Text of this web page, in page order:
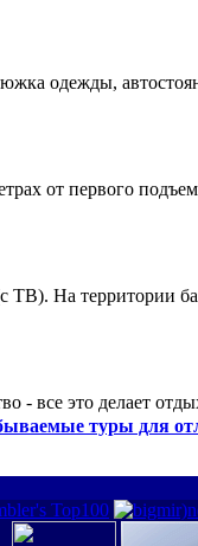
одежды,
от первого
ТВ). На территории
- все это делает
туры для